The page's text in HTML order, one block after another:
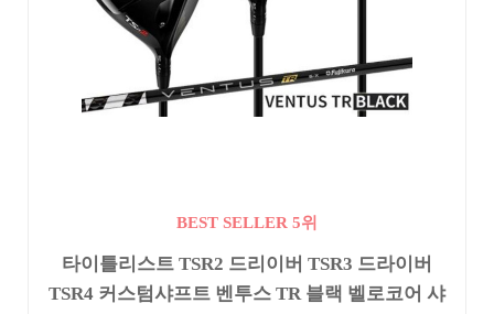
BEST SELLER 5위
타이틀리스트 TSR2 드리이버 TSR3 드라이버
TSR4 커스텀샤프트 벤투스 TR 블랙 벨로코어 샤